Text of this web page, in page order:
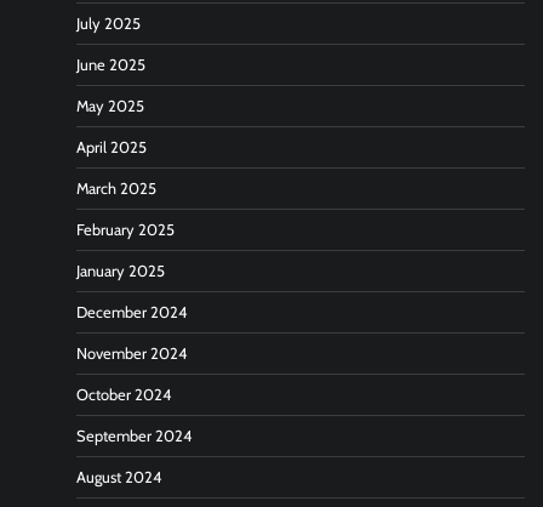
July 2025
June 2025
May 2025
April 2025
March 2025
February 2025
January 2025
December 2024
November 2024
October 2024
September 2024
August 2024